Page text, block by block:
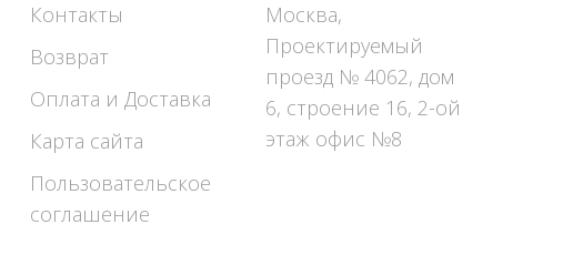
Контакты
Возврат
Оплата и Доставка
Карта сайта
Пользовательское
соглашение
Москва,
Проектируемый
проезд № 4062, дом
6, строение 16, 2-ой
этаж офис №8